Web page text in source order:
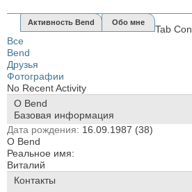
Активность Bend Обо мне
Tab
Все
Bend
Друзья
Фотографии
No Recent Activity
О Bend
Базовая информация
Дата рождения
16.09.1987 (38)
О Bend
Реальное имя:
Виталий
Контакты